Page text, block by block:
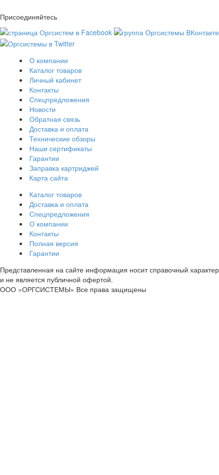
Присоединяйтесь
О компании
Каталог товаров
Личный кабинет
Контакты
Спецпредложения
Новости
Обратная связь
Доставка и оплата
Технические обзоры
Наши сертификаты
Гарантии
Заправка картриджей
Карта сайта
Каталог товаров
Доставка и оплата
Спецпредложения
О компании
Контакты
Полная версия
Гарантии
Представленная на сайте информация носит справочный характер
и не является публичной офертой.
ООО «ОРГСИСТЕМЫ» Все права защищены